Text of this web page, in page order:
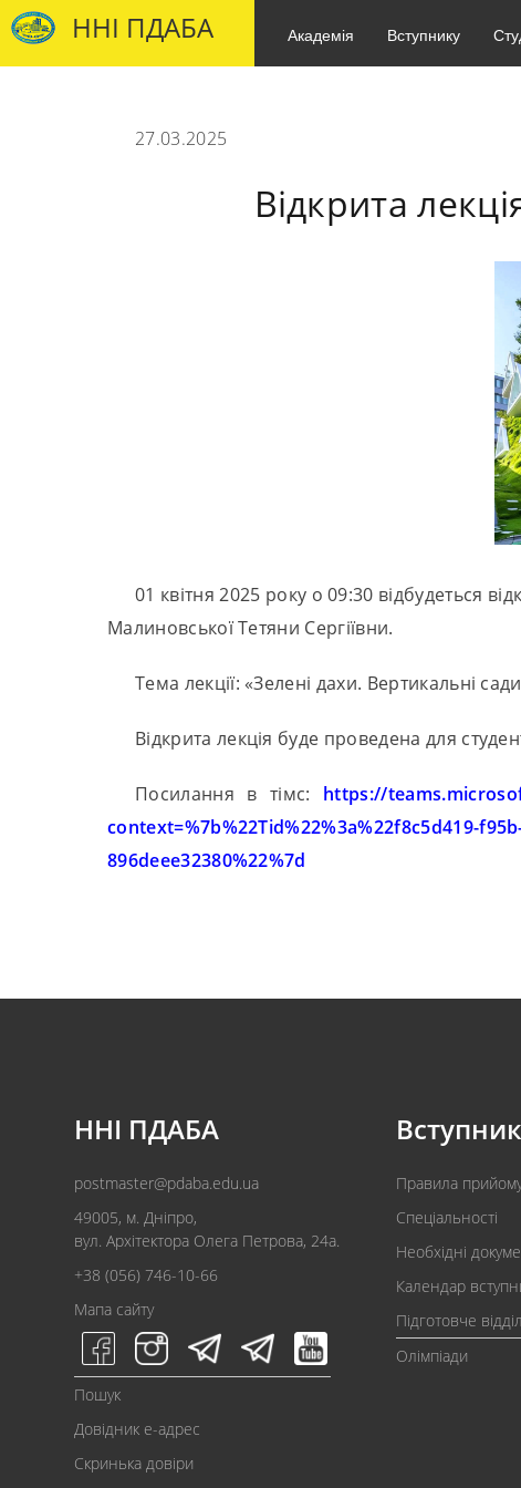
ННІ ПДАБА Академія Вступнику
27.03.2025
Відкрита
01 квітня 2025 року о 09:30 відбудеться
Малиновської Тетяни Сергіївни.
Тема лекції: «Зелені дахи. Вертикальні
Відкрита лекція буде проведена для
Посилання в тімс: https://
context=%7b%22Tid%22%3a%22f8c5d419-
896deee32380%22%7d
ННІ ПДАБА
postmaster@pdaba.edu.ua
49005, м. Дніпро,
вул. Архітектора Олега Петрова, 24а.
+38 (056) 746-10-66
Мапа сайту
Пошук
Довідник e-адрес
Скринька довіри
Правила
Спеціальності
Необхідні
Календар
Підготовче
Олімпіади